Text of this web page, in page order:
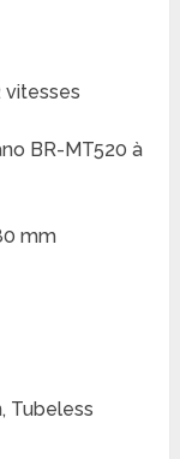
vitesses
BR-MT520 à
mm
Tubeless